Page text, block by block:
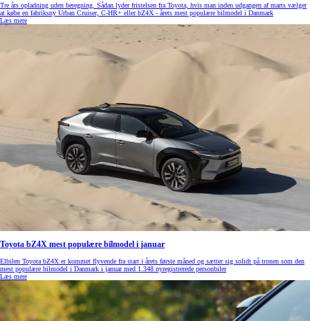
Tre års opladning uden beregning. Sådan lyder fristelsen fra Toyota, hvis man inden udgangen af marts vælger
at købe en fabriksny Urban Cruiser, C-HR+ eller bZ4X - årets mest populære bilmodel i Danmark
Læs mere
Toyota bZ4X mest populære bilmodel i januar
Elbilen Toyota bZ4X er kommet flyvende fra start i årets første måned og sætter sig solidt på tronen som den
mest populære bilmodel i Danmark i januar med 1.348 nyregistrerede personbiler
Læs mere